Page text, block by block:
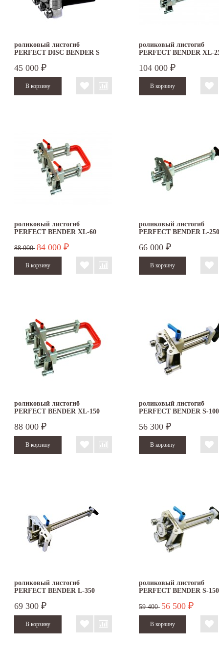
роликовый листогиб
PERFECT DISC BENDER S
45 000 ₽
роликовый листогиб
PERFECT BENDER XL-
104 000 ₽
роликовый листогиб
PERFECT BENDER XL-60
88 000 84 000 ₽
роликовый листогиб
PERFECT BENDER L-250
66 000 ₽
роликовый листогиб
PERFECT BENDER XL-150
88 000 ₽
роликовый листогиб
PERFECT BENDER S-100
56 300 ₽
роликовый листогиб
PERFECT BENDER L-350
69 300 ₽
роликовый листогиб
PERFECT BENDER S-150
59 400 56 500 ₽